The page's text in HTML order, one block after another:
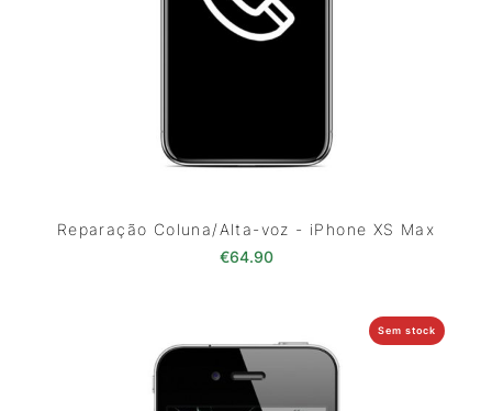
Reparação Coluna/Alta-voz - iPhone XS Max
€64.90
Sem stock